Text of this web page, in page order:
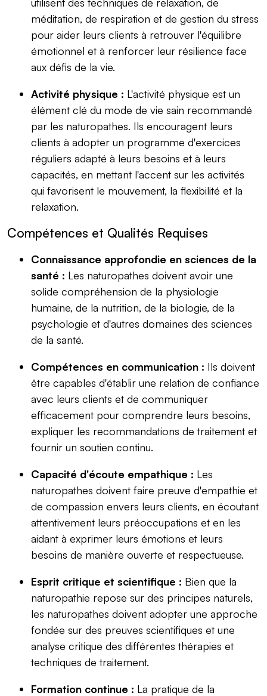
méditation, de respiration et de gestion du stress
pour aider leurs clients à retrouver l'équilibre
émotionnel et à renforcer leur résilience face
aux défis de la vie.
Activité physique : L'activité physique est un
élément clé du mode de vie sain recommandé
par les naturopathes. Ils encouragent leurs
clients à adopter un programme d'exercices
réguliers adapté à leurs besoins et à leurs
capacités, en mettant l'accent sur les activités
qui favorisent le mouvement, la flexibilité et la
relaxation.
Compétences et Qualités Requises
Connaissance approfondie en sciences de la
santé : Les naturopathes doivent avoir une
solide compréhension de la physiologie
humaine, de la nutrition, de la biologie, de la
psychologie et d'autres domaines des sciences
de la santé.
Compétences en communication : Ils doivent
être capables d'établir une relation de confiance
avec leurs clients et de communiquer
efficacement pour comprendre leurs besoins,
expliquer les recommandations de traitement et
fournir un soutien continu.
Capacité d'écoute empathique : Les
naturopathes doivent faire preuve d'empathie et
de compassion envers leurs clients, en écoutant
attentivement leurs préoccupations et en les
aidant à exprimer leurs émotions et leurs
besoins de manière ouverte et respectueuse.
Esprit critique et scientifique : Bien que la
naturopathie repose sur des principes naturels,
les naturopathes doivent adopter une approche
fondée sur des preuves scientifiques et une
analyse critique des différentes thérapies et
techniques de traitement.
Formation continue : La pratique de la